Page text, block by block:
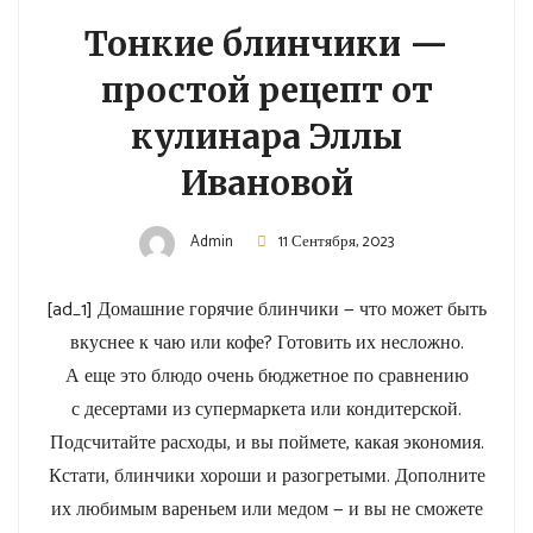
Тонкие блинчики —
простой рецепт от
кулинара Эллы
Ивановой
Admin 11 Сентября, 2023
[ad_1] Домашние горячие блинчики — что может быть
вкуснее к чаю или кофе? Готовить их несложно.
А еще это блюдо очень бюджетное по сравнению
с десертами из супермаркета или кондитерской.
Подсчитайте расходы, и вы поймете, какая экономия.
Кстати, блинчики хороши и разогретыми. Дополните
их любимым вареньем или медом — и вы не сможете